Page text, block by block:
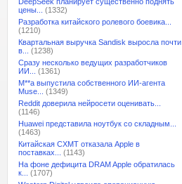
цены...
(1332)
Разработка китайского ролевого боевика...
(1210)
Квартальная выручка Sandisk выросла почти
в...
(1238)
Сразу несколько ведущих разработчиков
ИИ...
(1361)
M**a выпустила собственного ИИ-агента
Muse...
(1349)
Reddit доверила нейросети оценивать...
(1146)
Huawei представила ноутбук со складным...
(1463)
Китайская CXMT отказала Apple в
поставках...
(1143)
На фоне дефицита DRAM Apple обратилась
к...
(1707)